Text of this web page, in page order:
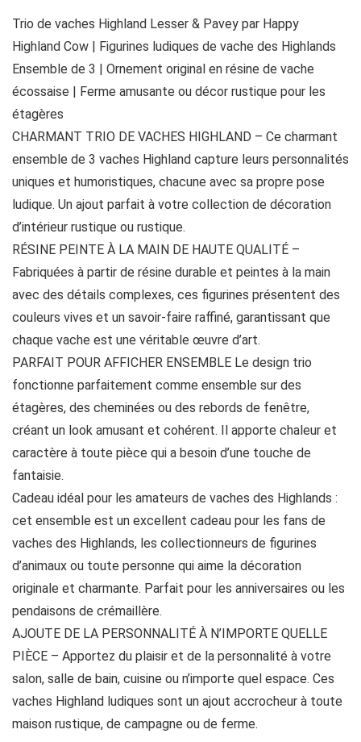
Trio de vaches Highland Lesser & Pavey par Happy
Highland Cow | Figurines ludiques de vache des Highlands
Ensemble de 3 | Ornement original en résine de vache
écossaise | Ferme amusante ou décor rustique pour les
étagères
CHARMANT TRIO DE VACHES HIGHLAND – Ce charmant
ensemble de 3 vaches Highland capture leurs personnalités
uniques et humoristiques, chacune avec sa propre pose
ludique. Un ajout parfait à votre collection de décoration
d’intérieur rustique ou rustique.
RÉSINE PEINTE À LA MAIN DE HAUTE QUALITÉ –
Fabriquées à partir de résine durable et peintes à la main
avec des détails complexes, ces figurines présentent des
couleurs vives et un savoir-faire raffiné, garantissant que
chaque vache est une véritable œuvre d’art.
PARFAIT POUR AFFICHER ENSEMBLE Le design trio
fonctionne parfaitement comme ensemble sur des
étagères, des cheminées ou des rebords de fenêtre,
créant un look amusant et cohérent. Il apporte chaleur et
caractère à toute pièce qui a besoin d’une touche de
fantaisie.
Cadeau idéal pour les amateurs de vaches des Highlands :
cet ensemble est un excellent cadeau pour les fans de
vaches des Highlands, les collectionneurs de figurines
d’animaux ou toute personne qui aime la décoration
originale et charmante. Parfait pour les anniversaires ou les
pendaisons de crémaillère.
AJOUTE DE LA PERSONNALITÉ À N’IMPORTE QUELLE
PIÈCE – Apportez du plaisir et de la personnalité à votre
salon, salle de bain, cuisine ou n’importe quel espace. Ces
vaches Highland ludiques sont un ajout accrocheur à toute
maison rustique, de campagne ou de ferme.